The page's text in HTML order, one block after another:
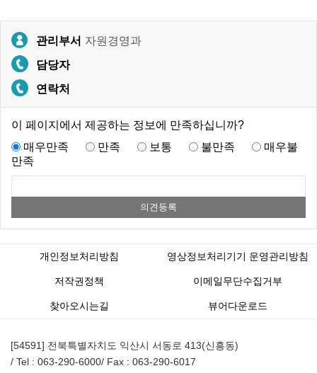
관리부서 자원경영과
담당자
연락처
이 페이지에서 제공하는 정보에 만족하십니까?
매우만족
만족 보통 불만족
매우불
만족
개인정보처리방침 영상정보처리기기 운영관리방침
저작권정책 이메일무단수집거부
찾아오시는길 뷰어다운로드
[54591] 전북특별자치도 익산시 서동로 413(신흥동)
/ Tel : 063-290-6000/ Fax : 063-290-6017